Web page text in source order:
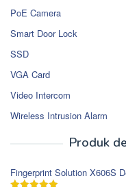
PoE Camera
Smart Door Lock
SSD
VGA Card
Video Intercom
Wireless Intrusion Alarm
Produk
Fingerprint Solution X606S